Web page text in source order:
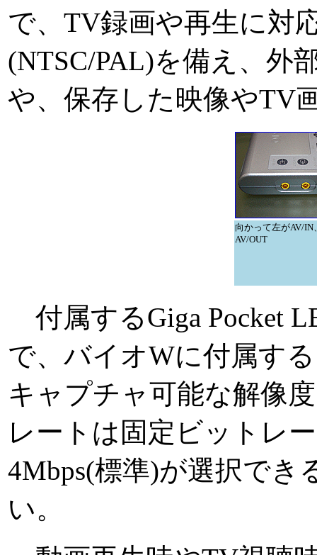
で、TV録画や再生に対
(NTSC/PAL)を備え、外
や、保存した映像やTV
向かって左がAV/IN
AV/OUT
付属するGiga Pocket
で、バイオWに付属す
キャプチャ可能な解像
レートは固定ビットレ
4Mbps(標準)が選択で
い。